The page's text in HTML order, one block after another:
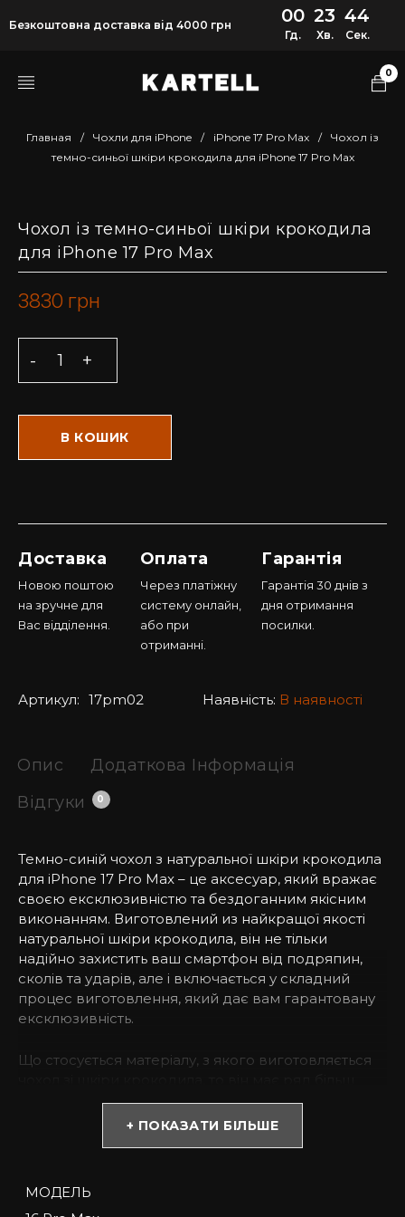
Безкоштовна доставка від 4000 грн 00
Гд.
23
Хв.
43
Сек.
0
Главная / Чохли для iPhone / iPhone 17 Pro Max /
Чохол із
темно-синьої шкіри крокодила для iPhone 17 Pro Max
Чохол із темно-синьої шкіри крокодила
для iPhone 17 Pro Max
3830 грн
В КОШИК
Доставка
Новою поштою
на зручне для
Вас відділення.
Оплата
Через платіжну
систему онлайн,
або при
отриманні.
Гарантія
Гарантія 30 днів з
дня отримання
посилки.
Артикул: 17pm02 Наявність: В наявності
Опис
Додаткова Інформація
Відгуки
0
Темно-синій чохол з натуральної шкіри крокодила
для iPhone 17 Pro Max – це аксесуар, який вражає
своєю ексклюзивністю та бездоганним якісним
виконанням. Виготовлений из найкращої якості
натуральної шкіри крокодила, він не тільки
надійно захистить ваш смартфон від подряпин,
сколів та ударів, але і включається у складний
процес виготовлення, який дає вам гарантовану
ексклюзивність.
Що стосується матеріалу, з якого виготовляється
переваг, ніж звичайні чохли з шкіри. Перш за все,
шкіра крокодила характеризується витонченим,
середовища і більш надійно захищає ваш iPhone
+ ПОКАЗАТИ БІЛЬШЕ
МОДЕЛЬ